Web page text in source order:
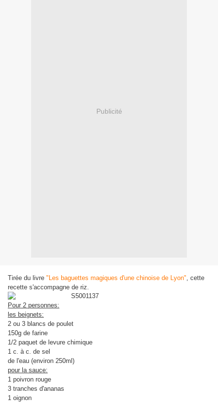
Publicité
Tirée du livre "Les baguettes magiques d'une chinoise de Lyon", cette
recette s'accompagne de riz.
Pour 2 personnes:
les beignets:
2 ou 3 blancs de poulet
150g de farine
1/2 paquet de levure chimique
1 c. à c. de sel
de l'eau (environ 250ml)
pour la sauce:
1 poivron rouge
3 tranches d'ananas
1 oignon